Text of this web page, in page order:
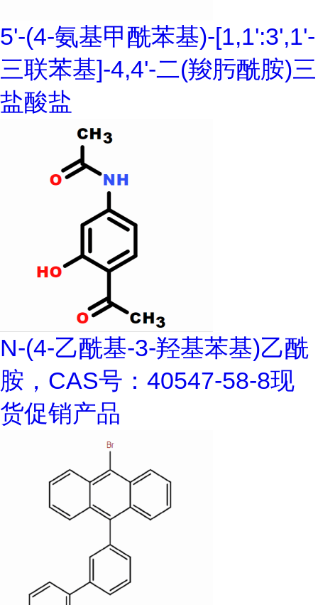
5'-(4-氨基甲酰苯基)-[1,1':3',1'-
三联苯基]-4,4'-二(羧肟酰胺)三
盐酸盐
N-(4-乙酰基-3-羟基苯基)乙酰
胺，CAS号：40547-58-8现
货促销产品